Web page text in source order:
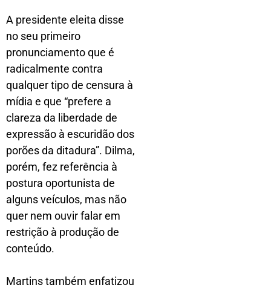
A presidente eleita disse
no seu primeiro
pronunciamento que é
radicalmente contra
qualquer tipo de censura à
mídia e que “prefere a
clareza da liberdade de
expressão à escuridão dos
porões da ditadura”. Dilma,
porém, fez referência à
postura oportunista de
alguns veículos, mas não
quer nem ouvir falar em
restrição à produção de
conteúdo.
Martins também enfatizou